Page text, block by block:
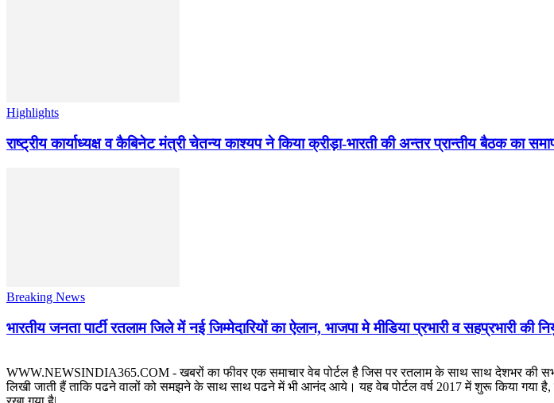
Highlights
राष्ट्रीय कार्याध्यक्ष व कैबिनेट मंत्री चेतन्य काश्यप ने किया क्रीड़ा-भारती की अन्तर प्रान्तीय बैठक का
Breaking News
भारतीय जनता पार्टी रतलाम जिले में नई जिम्मेदारियों का ऐलान, भाजपा मे मीडिया प्रभारी व सहप्रभारी की
WWW.NEWSINDIA365.COM - खबरों का फीवर एक समाचार वेब पोर्टल है जिस पर रतलाम के साथ साथ देशभर की
लिखी जाती हैं ताकि पढने वालों को समझने के साथ साथ पढने में भी आनंद आये। यह वेब पोर्टल वर्ष 2017 में शुरू किया गया